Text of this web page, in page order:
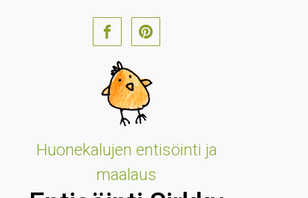
Skip to main content
Huonekalujen entisöinti ja
maalaus